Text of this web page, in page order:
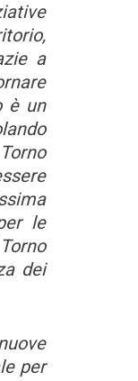
a
è un
le
dei
per